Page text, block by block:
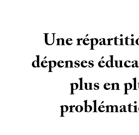
Une
dépenses
plus en